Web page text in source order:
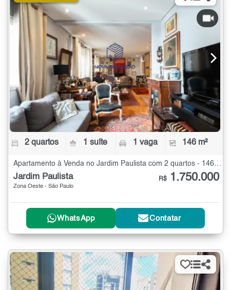
2 quartos 1 suíte 1 vaga 146 m²
Apartamento à Venda no Jardim Paulista com 2 quartos - 146 m²
Jardim Paulista
Zona Oeste - São Paulo
R$ 1.750.000
WhatsApp Contatar